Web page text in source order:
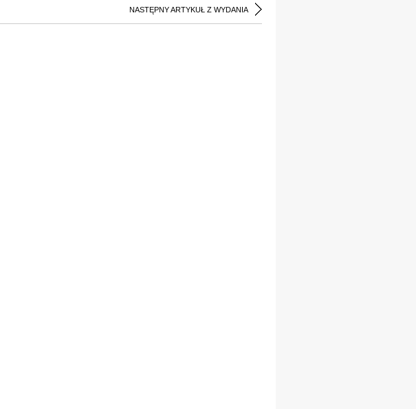
NASTĘPNY ARTYKUŁ Z WYDANIA